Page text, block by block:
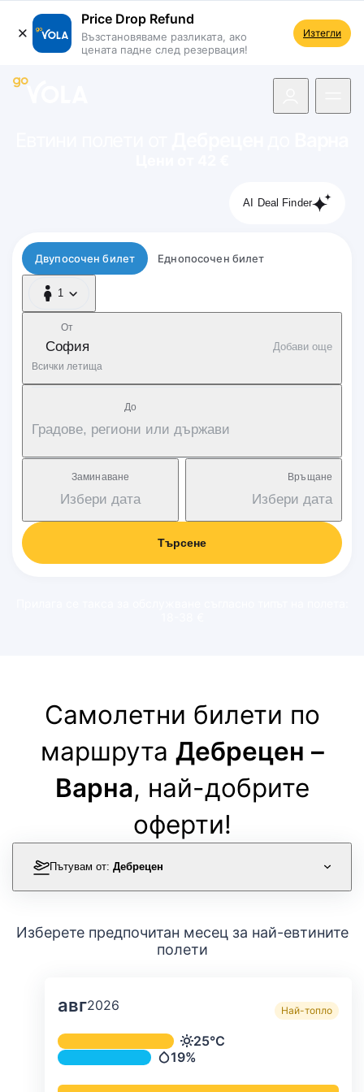
Price Drop Refund
Възстановяваме разликата, ако
цената падне след резервация!
Изтегли
AI Deal Finder
Тип полет
Двупосочен билет Еднопосочен билет
1
1 Пътник
От
София
Всички летища
Добави още
Дo
Градове, региони или държави
Заминаване
Избери дата
Връщане
Избери дата
Търсене
Самолетни билети по
маршрута Дебрецен –
Варна, най-добрите
оферти!
Пътувам от: Дебрецен
Изберете предпочитан месец за най-евтините
полети
авг2026 Най-топло
Средна месечна температура и
Температура
25°C
Валежи
19%